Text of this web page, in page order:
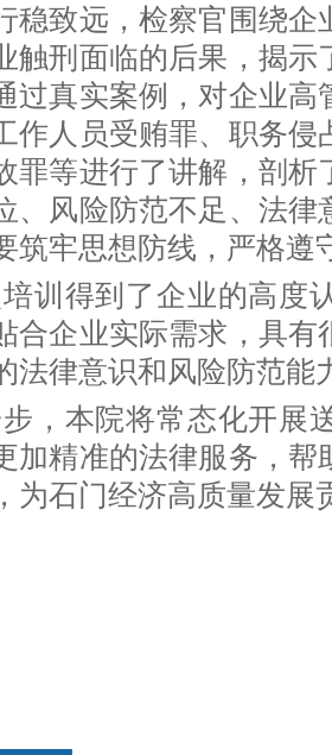
稳致远，检察官围绕
触刑面临的后果，揭
过真实案例，对企业
作人员受贿罪、职务
罪等进行了讲解，剖
、风险防范不足、法
筑牢思想防线，严格遵
训得到了企业的高度
合企业实际需求，具
法律意识和风险防范能
，本院将常态化开展
加精准的法律服务，
为石门经济高质量发展